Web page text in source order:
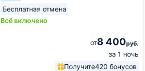
Бесплатная отмена
Всё включено
от8 400руб.
за 1 ночь
Получите420 бонусов